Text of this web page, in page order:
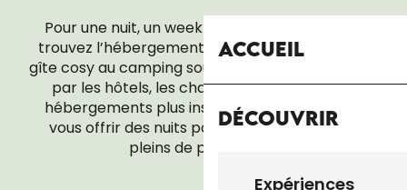
Accueil
Découvrir
Expériences
Pour une nuit, un week-end ou tout un séjour,
trouvez l’hébergement qui vous ressemble. Du
gîte cosy au camping sous les étoiles, en passant
par les hôtels, les chambres d’hôtes ou les
hébergements plus insolites, tout est là pour
vous offrir des nuits paisibles… et des réveils
pleins de promesses.